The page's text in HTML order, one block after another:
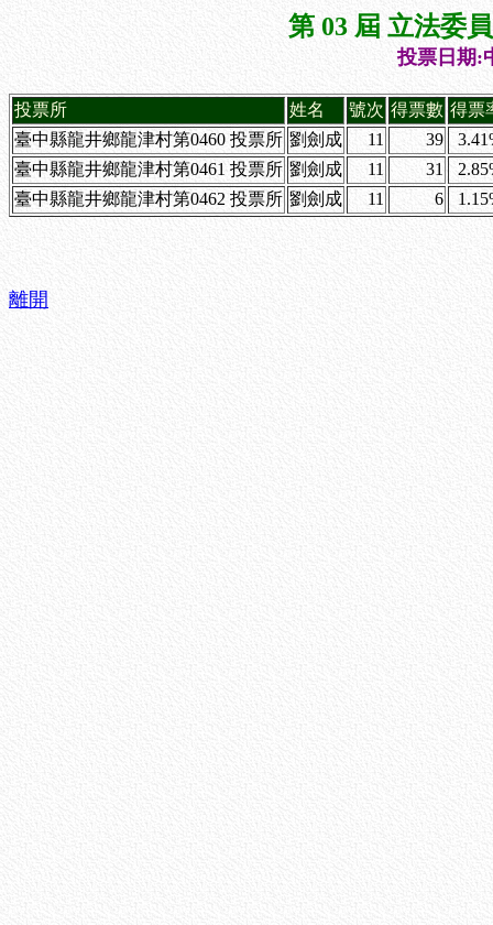
第 03 屆 立法委
投票日期:
投票所 姓名 號次 得票數 得票
臺中縣龍井鄉龍津村第0460 投票所 劉劍成 11 39
臺中縣龍井鄉龍津村第0461 投票所 劉劍成 11 31
臺中縣龍井鄉龍津村第0462 投票所 劉劍成 11 6
離開